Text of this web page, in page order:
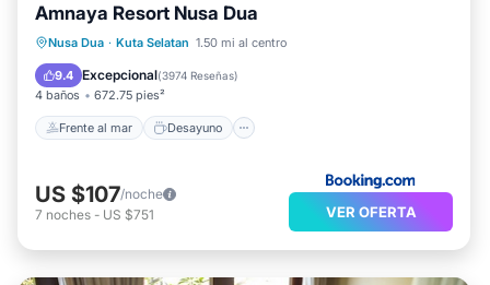
Amnaya Resort Nusa Dua
Nusa Dua · Kuta Selatan 1.50 mi al centro
9.4 Excepcional(3974 Reseñas)
4 baños 672.75 pies²
Frente al mar Desayuno
Frente al mar
Desayuno
Aparcamiento
Piscina
US $107/noche
7 noches - US $751 VER OFERTA